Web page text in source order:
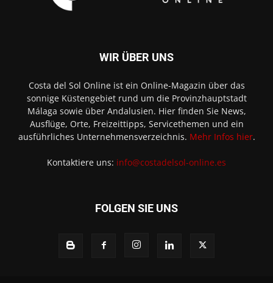
WIR ÜBER UNS
Costa del Sol Online ist ein Online-Magazin über das
sonnige Küstengebiet rund um die Provinzhauptstadt
Málaga sowie über Andalusien. Hier finden Sie News,
Ausflüge, Orte, Freizeittipps, Servicethemen und ein
ausführliches Unternehmensverzeichnis. Mehr Infos hier.
Kontaktiere uns: info@costadelsol-online.es
FOLGEN SIE UNS